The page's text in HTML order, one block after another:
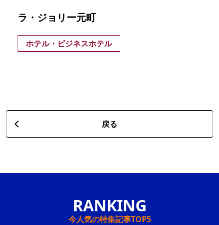
ラ・ジョリー元町
ホテル・ビジネスホテル
戻る
今人気の特集記事TOP5